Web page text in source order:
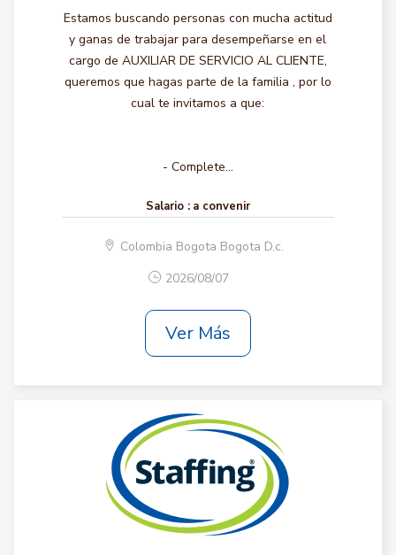
Estamos buscando personas con mucha actitud
y ganas de trabajar para desempeñarse en el
cargo de AUXILIAR DE SERVICIO AL CLIENTE,
queremos que hagas parte de la familia , por lo
cual te invitamos a que:
- Complete...
Salario : a convenir
Colombia Bogota Bogota D.c.
2026/08/07
Ver Más